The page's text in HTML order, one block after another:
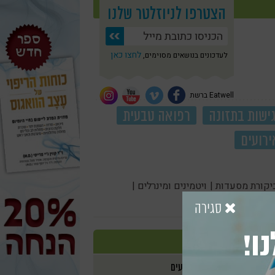
הצטרפו לניוזלטר שלנו
לעדכונים בנושאים מסוימים, לחצו כאן
Eatwell ברשת
גישות בתזונה
רפואה טבעית
מסעדות | ויטמינים ומינרלים |
אירועים
סגירה